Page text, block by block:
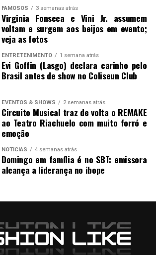
FAMOSOS 3 semanas atrás
Virginia Fonseca e Vini Jr. assumem
voltam e surgem aos beijos em evento;
veja as fotos
ENTRETENIMENTO 1 semana atrás
Evi Goffin (Lasgo) declara carinho pelo
Brasil antes de show no Coliseun Club
EVENTOS & SHOWS 2 semanas atrás
Circuito Musical traz de volta o REMAKE
ao Teatro Riachuelo com muito forró e
emoção
NOTICIAS 4 semanas atrás
Domingo em família é no SBT: emissora
alcança a liderança no ibope